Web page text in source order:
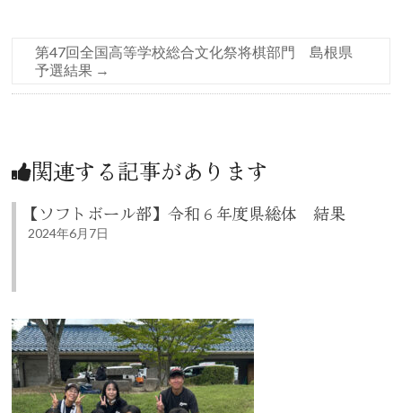
第47回全国高等学校総合文化祭将棋部門 島根県
予選結果 →
関連する記事があります
【ソフトボール部】令和６年度県総体 結果
2024年6月7日